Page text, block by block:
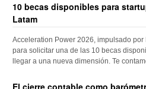
10 becas disponibles para
Latam
Acceleration Power 2026, impulsado
para solicitar una de las 10 becas
llegar a una nueva dimensión. Te